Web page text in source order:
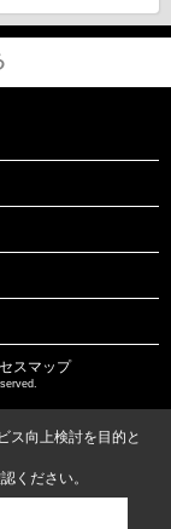
スマップ
ス向上検討を目的と
ください。